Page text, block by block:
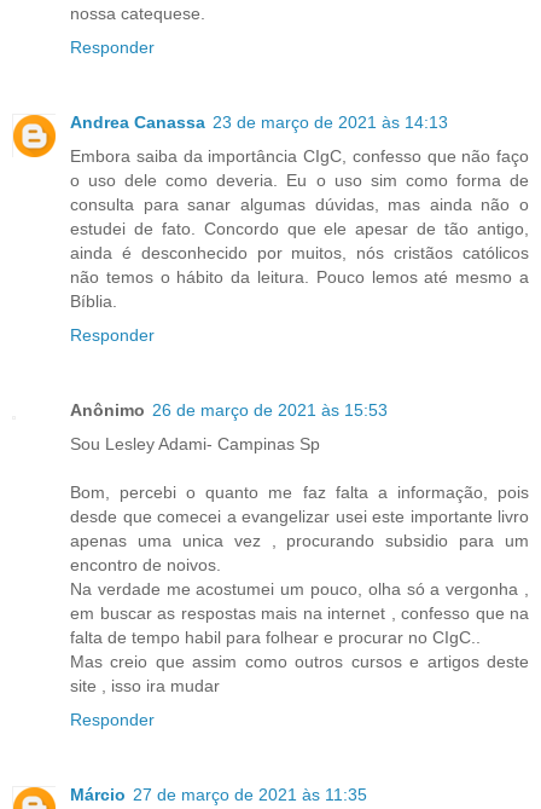
nossa catequese.
Responder
Andrea Canassa 23 de março de 2021 às 14:13
Embora saiba da importância CIgC, confesso que não faço
o uso dele como deveria. Eu o uso sim como forma de
consulta para sanar algumas dúvidas, mas ainda não o
estudei de fato. Concordo que ele apesar de tão antigo,
ainda é desconhecido por muitos, nós cristãos católicos
não temos o hábito da leitura. Pouco lemos até mesmo a
Bíblia.
Responder
Anônimo 26 de março de 2021 às 15:53
Sou Lesley Adami- Campinas Sp
Bom, percebi o quanto me faz falta a informação, pois
desde que comecei a evangelizar usei este importante livro
apenas uma unica vez , procurando subsidio para um
encontro de noivos.
Na verdade me acostumei um pouco, olha só a vergonha ,
em buscar as respostas mais na internet , confesso que na
falta de tempo habil para folhear e procurar no CIgC..
Mas creio que assim como outros cursos e artigos deste
site , isso ira mudar
Responder
Márcio 27 de março de 2021 às 11:35